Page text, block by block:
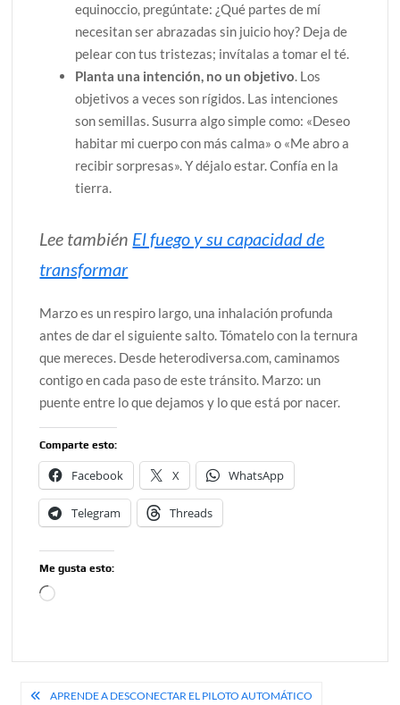
equinoccio, pregúntate: ¿Qué partes de mí
necesitan ser abrazadas sin juicio hoy? Deja de
pelear con tus tristezas; invítalas a tomar el té.
Planta una intención, no un objetivo. Los
objetivos a veces son rígidos. Las intenciones
son semillas. Susurra algo simple como: «Deseo
habitar mi cuerpo con más calma» o «Me abro a
recibir sorpresas». Y déjalo estar. Confía en la
tierra.
Lee también El fuego y su capacidad de
transformar
Marzo es un respiro largo, una inhalación profunda
antes de dar el siguiente salto. Tómatelo con la ternura
que mereces. Desde heterodiversa.com, caminamos
contigo en cada paso de este tránsito. Marzo: un
puente entre lo que dejamos y lo que está por nacer.
Comparte esto:
Facebook X WhatsApp
Telegram Threads
Me gusta esto:
Cargando...
Navegación
APRENDE A DESCONECTAR EL PILOTO AUTOMÁTICO